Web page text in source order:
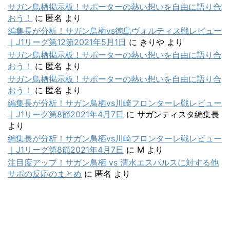
サガン鳥栖掲示板！サポーターの熱い想いを自由に語り合
おう！
に 匿名 より
編集長が分析！サガン鳥栖vs徳島ヴォルティス戦レビュー
｜J1リーグ第12節2021年5月1日 に きりや より
サガン鳥栖掲示板！サポーターの熱い想いを自由に語り合
おう！
に 匿名 より
サガン鳥栖掲示板！サポーターの熱い想いを自由に語り合
おう！
に 匿名 より
編集長が分析！サガン鳥栖vs川崎フロンターレ戦レビュー
｜J1リーグ第8節2021年4月7日 に サガンティスタ編集長
より
編集長が分析！サガン鳥栖vs川崎フロンターレ戦レビュー
｜J1リーグ第8節2021年4月7日 に M より
注目度アップ！サガン鳥栖 vs 清水エスパルスに対する他
サポの反応のまとめ に 匿名 より